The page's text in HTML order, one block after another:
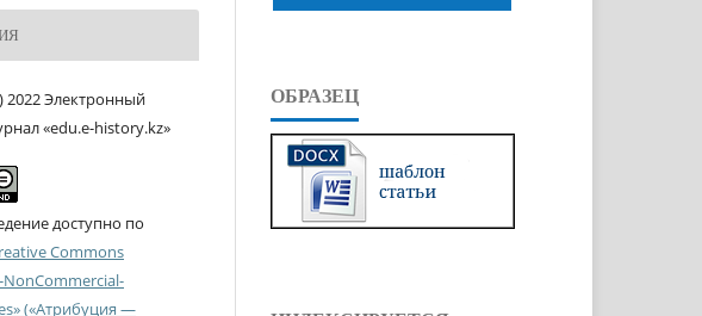
2022 Электронный
«edu.e-history.kz»
доступно по
Commons
(«Атрибуция —
ОБРАЗЕЦ